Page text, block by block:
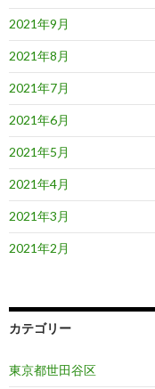
2021年9月
2021年8月
2021年7月
2021年6月
2021年5月
2021年4月
2021年3月
2021年2月
カテゴリー
東京都世田谷区